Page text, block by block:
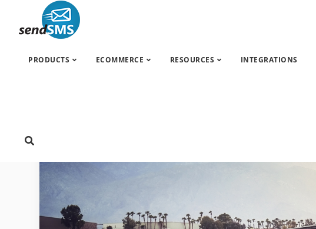
PRODUCTS ECOMMERCE RESOURCES INTEGRATIONS